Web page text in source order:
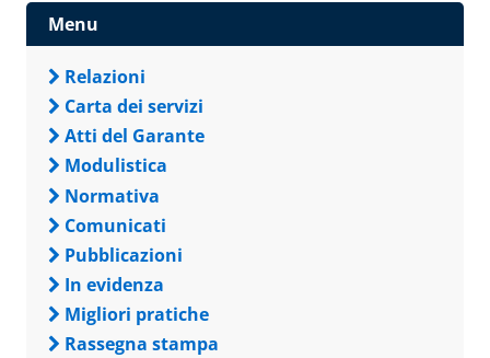
Menu
Relazioni
Carta dei servizi
Atti del Garante
Modulistica
Normativa
Comunicati
Pubblicazioni
In evidenza
Migliori pratiche
Rassegna stampa